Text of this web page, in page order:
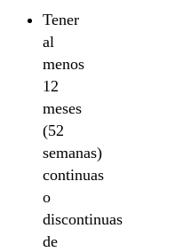
Tener
al
menos
12
meses
(52
semanas)
continuas
o
discontinuas
de